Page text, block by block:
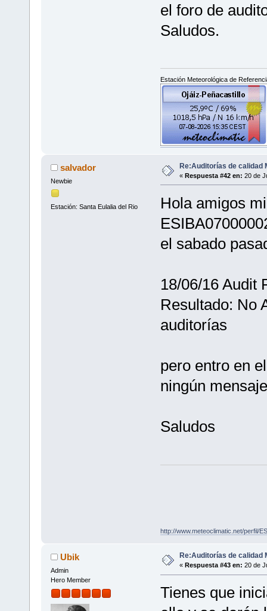
el foro de
Saludos.
Estación Meteorológica de
salvador
Newbie
Estación: Santa Eulalia del Rio
Re:Auditorías de calidad
« Respuesta #42 en: 20 de
Hola amigos
el sabado
18/06/16 Audit
Resultado: No
auditorías
pero entro en
ningún
Saludos
http://www.meteoclimatic.net/perfil/
Ubik
Admin
Hero Member
Re:Auditorías de calidad
« Respuesta #43 en: 20 de
Tienes que